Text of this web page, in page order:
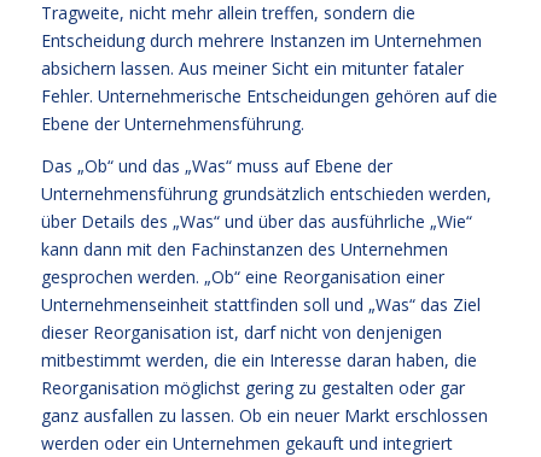
Tragweite, nicht mehr allein treffen, sondern die
Entscheidung durch mehrere Instanzen im Unternehmen
absichern lassen. Aus meiner Sicht ein mitunter fataler
Fehler. Unternehmerische Entscheidungen gehören auf die
Ebene der Unternehmensführung.
Das „Ob“ und das „Was“ muss auf Ebene der
Unternehmensführung grundsätzlich entschieden werden,
über Details des „Was“ und über das ausführliche „Wie“
kann dann mit den Fachinstanzen des Unternehmen
gesprochen werden. „Ob“ eine Reorganisation einer
Unternehmenseinheit stattfinden soll und „Was“ das Ziel
dieser Reorganisation ist, darf nicht von denjenigen
mitbestimmt werden, die ein Interesse daran haben, die
Reorganisation möglichst gering zu gestalten oder gar
ganz ausfallen zu lassen. Ob ein neuer Markt erschlossen
werden oder ein Unternehmen gekauft und integriert